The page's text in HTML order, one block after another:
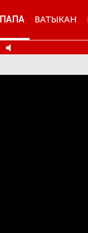
MENU
ПАПА ВАТЫКАН